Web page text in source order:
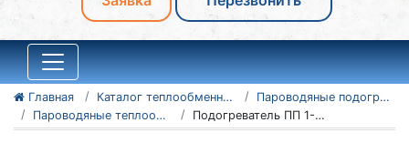
Главная Каталог теплообменного оборудования
Пароводяные подогреватели
Пароводяные теплообменники ПП (ПП1 и ПП2)
Подогреватель ПП 1-35-2-2